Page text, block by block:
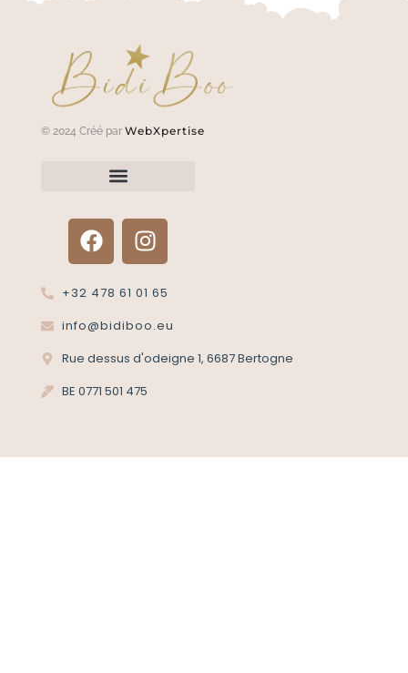
© 2024 Créé par WebXpertise
+32 478 61 01 65
info@bidiboo.eu
Rue dessus d'odeigne 1, 6687 Bertogne
BE 0771 501 475